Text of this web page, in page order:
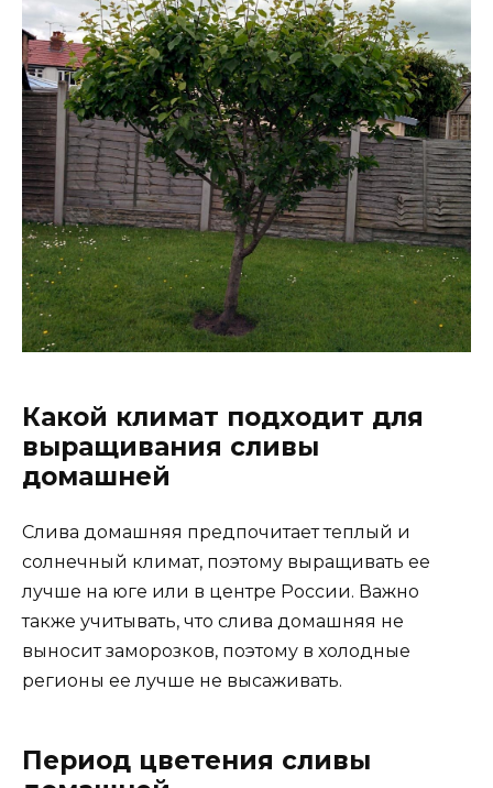
Какой климат подходит для
выращивания сливы
домашней
Слива домашняя предпочитает теплый и
солнечный климат, поэтому выращивать ее
лучше на юге или в центре России. Важно
также учитывать, что слива домашняя не
выносит заморозков, поэтому в холодные
регионы ее лучше не высаживать.
Период цветения сливы